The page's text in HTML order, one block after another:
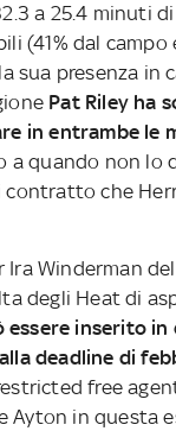
a 25.4 minuti
(41% dal
sua presenza in
Pat Riley ha
in entrambe le
a quando non lo
che
Winderman del
degli Heat di
essere inserito in
deadline di
free
Ayton in questa